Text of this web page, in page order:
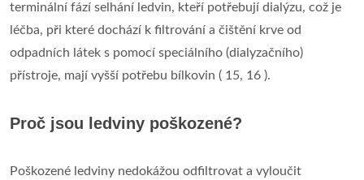
terminální fází selhání ledvin, kteří potřebují dialýzu, což je
léčba, při které dochází k filtrování a čištění krve od
odpadních látek s pomocí speciálního (dialyzačního)
přístroje, mají vyšší potřebu bílkovin ( 15, 16 ).
Proč jsou ledviny poškozené?
Poškozené ledviny nedokážou odfiltrovat a vyloučit